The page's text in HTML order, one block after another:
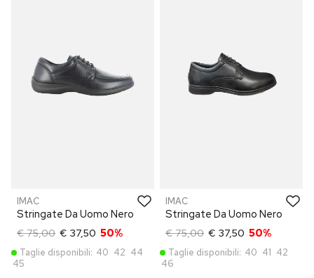
IMAC
Stringate Da Uomo Nero
€ 75,00 € 37,50 50%
Taglie disponibili: 40 42 44
45
IMAC
Stringate Da Uomo Nero
€ 75,00 € 37,50 50%
Taglie disponibili: 40 41 42
46